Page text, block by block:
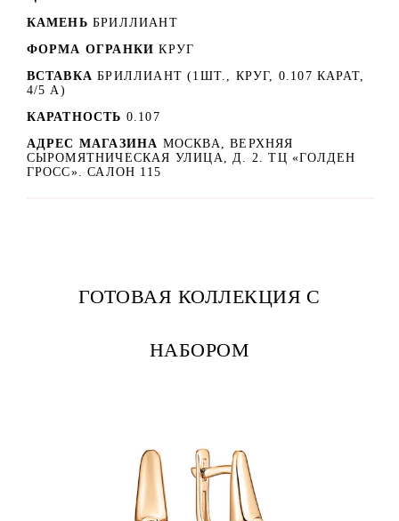
КАМЕНЬ БРИЛЛИАНТ
ФОРМА ОГРАНКИ КРУГ
ВСТАВКА БРИЛЛИАНТ (1ШТ., КРУГ, 0.107 КАРАТ,
4/5 А)
КАРАТНОСТЬ 0.107
АДРЕС МАГАЗИНА МОСКВА, ВЕРХНЯЯ
СЫРОМЯТНИЧЕСКАЯ УЛИЦА, Д. 2. ТЦ «ГОЛДЕН
ГРОСС». САЛОН 115
ГОТОВАЯ КОЛЛЕКЦИЯ С
НАБОРОМ